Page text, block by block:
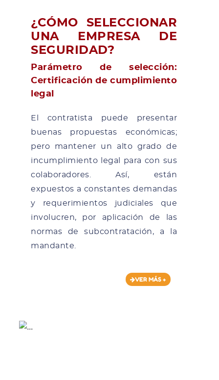
¿CÓMO SELECCIONAR
UNA EMPRESA DE
SEGURIDAD?
Parámetro de selección:
Certificación de cumplimiento
legal
El contratista puede presentar
buenas propuestas económicas;
pero mantener un alto grado de
incumplimiento legal para con sus
colaboradores. Así, están
expuestos a constantes demandas
y requerimientos judiciales que
involucren, por aplicación de las
normas de subcontratación, a la
mandante.
VER MÁS +